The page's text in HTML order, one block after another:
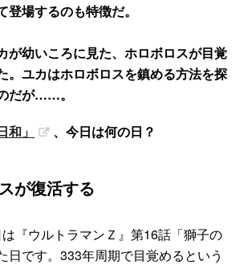
登場するのも特徴だ。
が幼いころに見た、ホロボロスが目覚
。ユカはホロボロスを鎮める方法を探
だが……。
和」
、今日は何の日？
が復活する
『ウルトラマンＺ』第16話「獅子の
日です。333年周期で目覚めるという